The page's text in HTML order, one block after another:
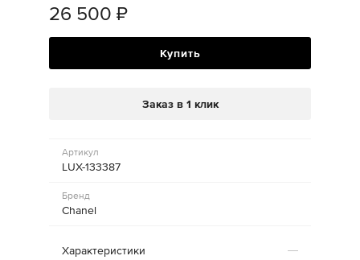
26 500 ₽
Купить
Заказ в 1 клик
Артикул
LUX-133387
Бренд
Chanel
Характеристики